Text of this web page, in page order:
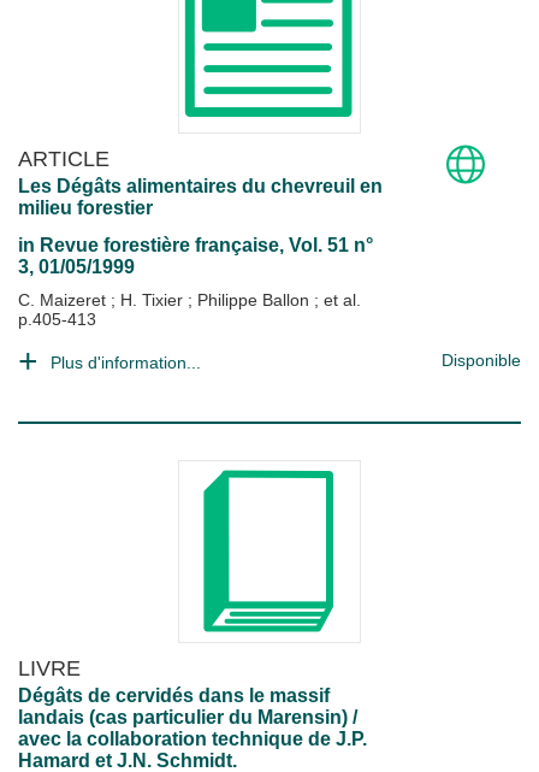
ARTICLE
Les Dégâts alimentaires du chevreuil en
milieu forestier
in Revue forestière française, Vol. 51 n°
3, 01/05/1999
C. Maizeret ; H. Tixier ; Philippe Ballon ; et al.
p.405-413
Plus d'information... Disponible
LIVRE
Dégâts de cervidés dans le massif
landais (cas particulier du Marensin) /
avec la collaboration technique de J.P.
Hamard et J.N. Schmidt.